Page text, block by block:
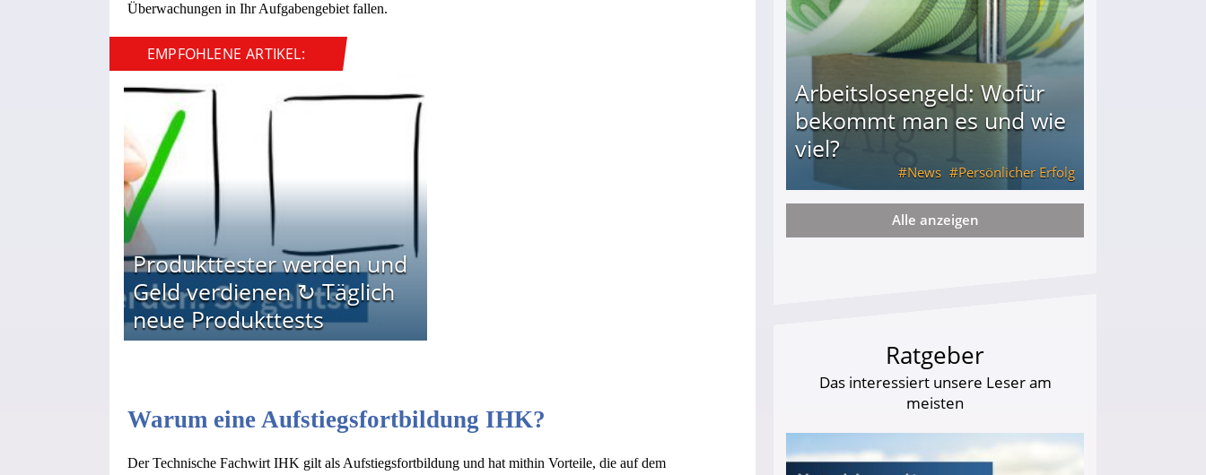
Überwachungen in Ihr Aufgabengebiet fallen.
EMPFOHLENE ARTIKEL:
Produkttester werden und
Geld verdienen ↻ Täglich
neue Produkttests
Warum eine Aufstiegsfortbildung IHK?
Der Technische Fachwirt IHK gilt als Aufstiegsfortbildung und hat mithin Vorteile, die auf dem
Arbeitslosengeld: Wofür
bekommt man es und wie
viel?
News Persönlicher Erfolg
Arbeitslosengeld: Wofür bekommt man es und wie viel?
Alle anzeigen
Ratgeber
Das interessiert unsere Leser am
meisten